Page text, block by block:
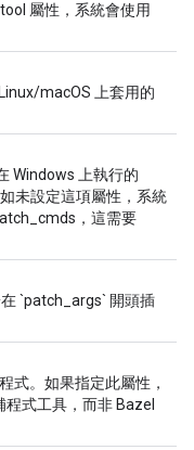
屬性，系統會使用
macOS 上套用的
Windows 上執行的
未設定這項屬性，系統
，這需要
`patch_args` 開頭插
式。如果指定此屬性，
式工具，而非 Bazel